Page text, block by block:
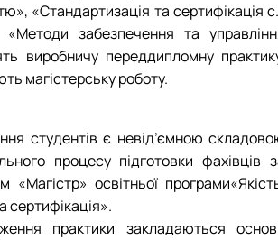
«Стандартизація та сертифікація
«Методи забезпечення та
виробничу переддипломну
магістерську роботу.
студентів є невід’ємною
процесу підготовки фахівців
«Магістр» освітньої
сертифікація».
практики закладаються